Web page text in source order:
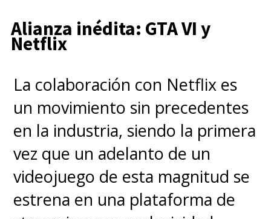
En nuestra reseña en
SuperGeekaseguramos que la
serie live-action deOne Piece
con su primera temporada,
logró ser "una digna adaptación
Alianza inédita: GTA VI y
Netflix
La colaboración con Netflix es
un movimiento sin precedentes
en la industria, siendo la primera
vez que un adelanto de un
videojuego de esta magnitud se
estrena en una plataforma de